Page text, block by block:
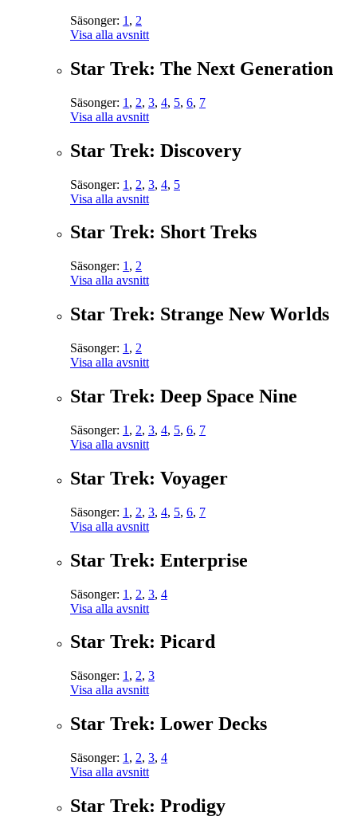
Säsonger: 1 , 2
Visa alla avsnitt
Star Trek: The Next Generation
Säsonger: 1 , 2, 3, 4, 5, 6, 7
Visa alla avsnitt
Star Trek: Discovery
Säsonger: 1 , 2, 3, 4, 5
Visa alla avsnitt
Star Trek: Short Treks
Säsonger: 1 , 2
Visa alla avsnitt
Star Trek: Strange New Worlds
Säsonger: 1 , 2
Visa alla avsnitt
Star Trek: Deep Space Nine
Säsonger: 1 , 2, 3, 4, 5, 6, 7
Visa alla avsnitt
Star Trek: Voyager
Säsonger: 1 , 2, 3, 4, 5, 6, 7
Visa alla avsnitt
Star Trek: Enterprise
Säsonger: 1 , 2, 3, 4
Visa alla avsnitt
Star Trek: Picard
Säsonger: 1 , 2, 3
Visa alla avsnitt
Star Trek: Lower Decks
Säsonger: 1 , 2, 3, 4
Visa alla avsnitt
Star Trek: Prodigy